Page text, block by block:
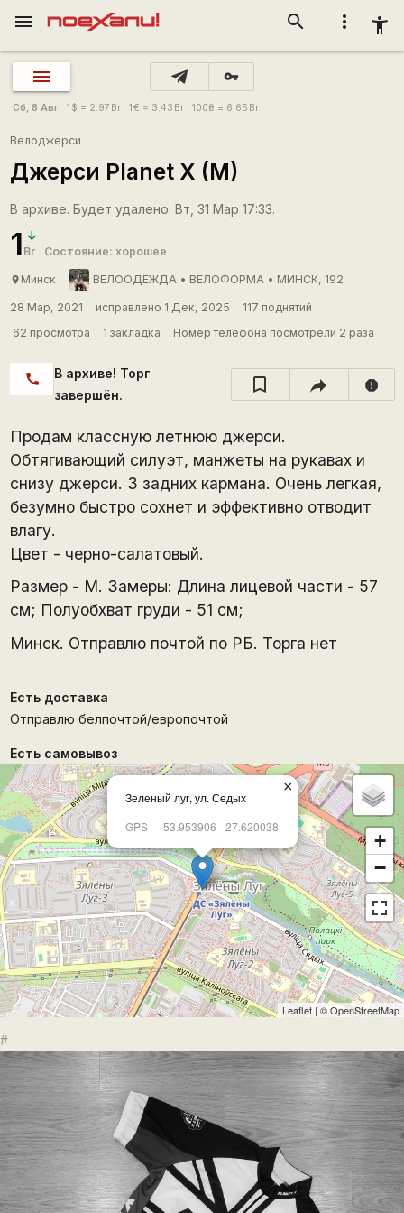
more_vert accessibility_new
search
menu
vpn_key
Сб, 8 Авг 1 $ = 2.97 Br 1€ = 3.43 Br 100₴ = 6.65 Br
Велоджерси
Джерси Planet X (M)
В архиве. Будет удалено: Вт, 31 Мар 17:33.
1 Br Состояние: хорошее
place Минск ВЕЛООДЕЖДА • ВЕЛОФОРМА • МИНСК, 192
28 Мар, 2021 исправлено 1 Дек, 2025
117 поднятий
62 просмотра
1 закладка Номер телефона посмотрели 2 раза
call
В архиве! Торг
завершён.
report
Продам классную летнюю джерси.
Обтягивающий силуэт, манжеты на рукавах и
снизу джерси. 3 задних кармана. Очень легкая,
безумно быстро сохнет и эффективно отводит
влагу.
Цвет - черно-салатовый.
Размер - M. Замеры: Длина лицевой части - 57
см; Полуобхват груди - 51 см;
Минск. Отправлю почтой по РБ. Торга нет
Есть доставка
Отправлю белпочтой/европочтой
Есть самовывоз
Зеленый луг, ул. Седых
GPS
53.953906 27.620038
×
+
−
Leaflet| ©OpenStreetMap
#